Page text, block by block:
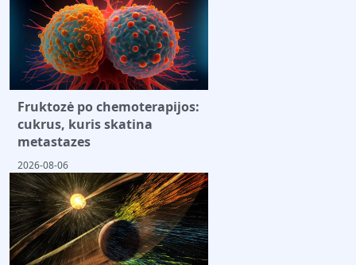
Fruktozė po chemoterapijos:
cukrus, kuris skatina
metastazes
2026-08-06